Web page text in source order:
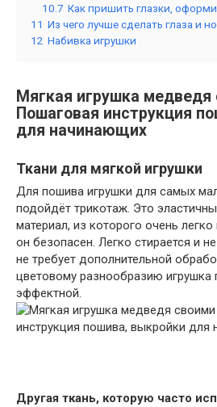
10.7 Как пришить глазки,
11 Из чего лучше сделать глаза и
12 Набивка игрушки
Мягкая игрушка медведя
Пошаговая инструкция
для начинающих
Ткани для мягкой игрушки
Для пошива игрушки для самых
подойдёт трикотаж. Это
материал, из которого очень легко
он безопасен. Легко стирается и
не требует дополнительной
цветовому разнообразию игрушка
эффектной.
Другая ткань, которую часто